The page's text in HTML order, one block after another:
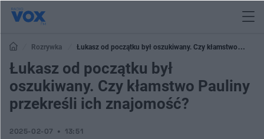
Rozrywka
Łukasz od początku był oszukiwany. Czy kłamstwo
Pauliny przekreśli ich znajomość?
Łukasz od początku był
oszukiwany. Czy kłamstwo Pauliny
przekreśli ich znajomość?
2025-02-07 13:51